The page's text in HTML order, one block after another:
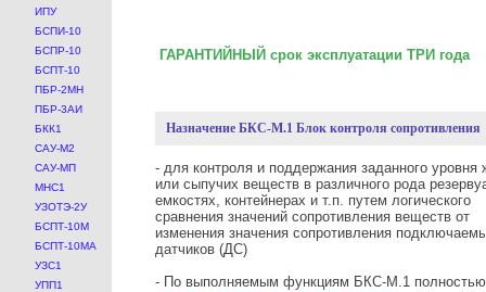
ИПУ
БСПИ-10
БСПР-10
БСПТ-10
ПБР-2МН
ПБР-3АИ
БКК1
САУ-М2
САУ-МП
МНС1
УЗОТЭ-2У
БСПТ-10М
БСПТ-10МА
УЗС1
УПП1
ГАРАНТИЙНЫЙ срок эксплуатации ТРИ года
Назначение БКС-М.1 Блок контроля сопротивления
- для контроля и поддержания заданного уровня
или сыпучих веществ в различного рода
емкостях, контейнерах и т.п. путем логического
сравнения значений сопротивления веществ от
изменения значения сопротивления
датчиков (ДС)
- По выполняемым функциям БКС-М.1 полностью